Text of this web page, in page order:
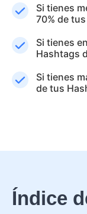
Si tienes
70% de
Si tienes
Hashtags
Si tienes
de tus
Índice